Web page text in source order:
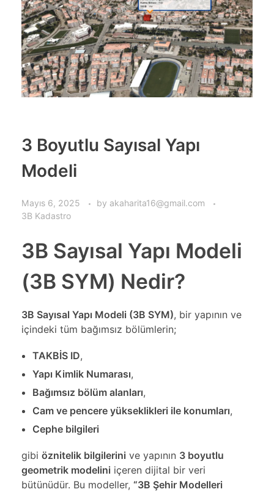
3 Boyutlu Sayısal Yapı
Modeli
Mayıs 6, 2025 by akaharita16@gmail.com
3B Kadastro
3B Sayısal Yapı Modeli
(3B SYM) Nedir?
3B Sayısal Yapı Modeli (3B SYM), bir yapının ve
içindeki tüm bağımsız bölümlerin;
TAKBİS ID,
Yapı Kimlik Numarası,
Bağımsız bölüm alanları,
Cam ve pencere yükseklikleri ile konumları,
Cephe bilgileri
gibi öznitelik bilgilerini ve yapının 3 boyutlu
geometrik modelini içeren dijital bir veri
bütünüdür. Bu modeller, “3B Şehir Modelleri